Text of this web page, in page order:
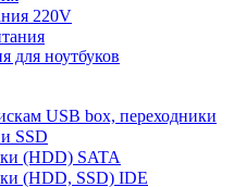
220V
для ноутбуков
USB box, переходники
SSD
(HDD) SATA
(HDD, SSD) IDE